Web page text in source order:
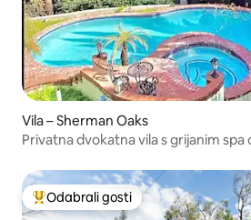
Vila – Sherman Oaks
Privatna dvokatna vila s grijanim
Među najviše rangiranima s
Odabrali gosti